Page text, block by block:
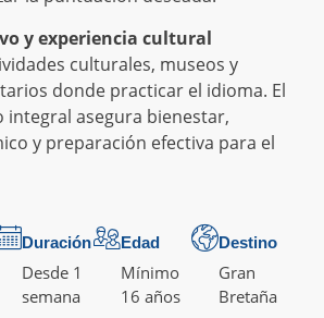
y experiencia cultural
culturales, museos y
donde practicar el idioma. El
asegura bienestar,
y preparación efectiva para el
Duración
Desde 1
semana
Edad
Mínimo
16 años
Destino
Gran
Bretaña